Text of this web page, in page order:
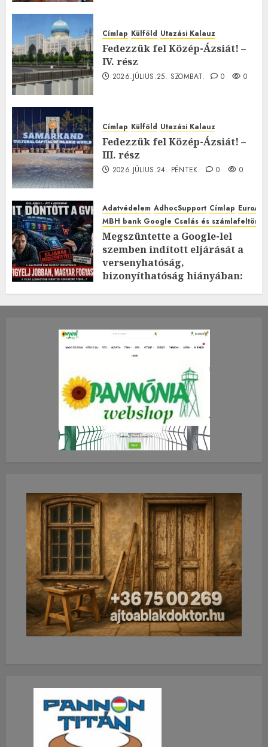
Címlap Külföld Utazási Kalauz
Fedezzük fel Közép-Ázsiát! –
IV. rész
2026.JÚLIUS.25. SZOMBAT. 0 0
Címlap Külföld Utazási Kalauz
Fedezzük fel Közép-Ázsiát! –
III. rész
2026.JÚLIUS.24. PÉNTEK. 0 0
Adatvédelem AdhocSupport Címlap
MBH bank Google Csalás és
Megszüntette a Google-lel
szemben indított eljárását a
versenyhatóság,
bizonyíthatóság hiányában:
2026.JÚLIUS.23. CSÜTÖRTÖK.
0